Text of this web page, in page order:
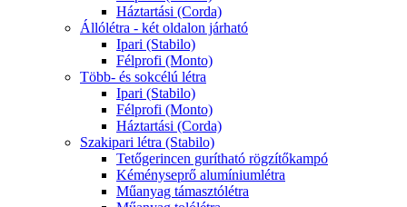
Háztartási (Corda)
Állólétra - két oldalon járható
Ipari (Stabilo)
Félprofi (Monto)
Több- és sokcélú létra
Ipari (Stabilo)
Félprofi (Monto)
Háztartási (Corda)
Szakipari létra (Stabilo)
Tetőgerincen gurítható rögzítőkampó
Kéményseprő alumíniumlétra
Műanyag támasztólétra